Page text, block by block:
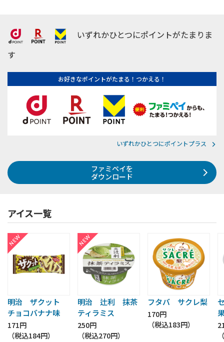
いずれかひとつにポイントがたまりま
す
お好きなポイントがたまる！つかえる！
いずれかひとつにポイントプラス
ファミペイを
ダウンロード
アイス一覧
明治 ザクット
チョコバナナ味
171円
（税込184円）
明治 辻利 抹茶
ティラミス
250円
（税込270円）
フタバ サクレ梨
170円
（税込183円）